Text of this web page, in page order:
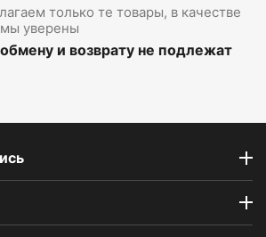
только те товары, в качестве
уверены
и возврату не подлежат